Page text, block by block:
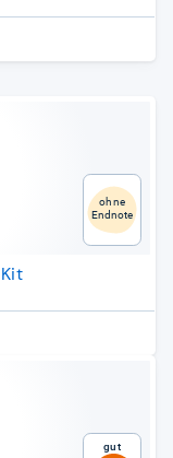
ohne
Endnote
Gut